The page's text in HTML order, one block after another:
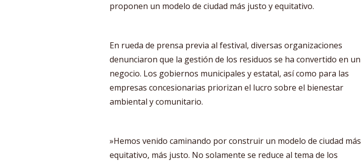
proponen un modelo de ciudad más justo y equitativo.
En rueda de prensa previa al festival, diversas organizaciones
denunciaron que la gestión de los residuos se ha convertido en un
negocio. Los gobiernos municipales y estatal, así como para las
empresas concesionarias priorizan el lucro sobre el bienestar
ambiental y comunitario.
»Hemos venido caminando por construir un modelo de ciudad más
equitativo, más justo. No solamente se reduce al tema de los